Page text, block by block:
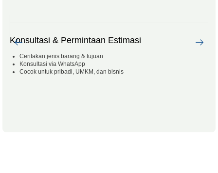
Konsultasi & Permintaan Estimasi
Ceritakan jenis barang & tujuan
Konsultasi via WhatsApp
Cocok untuk pribadi, UMKM, dan bisnis